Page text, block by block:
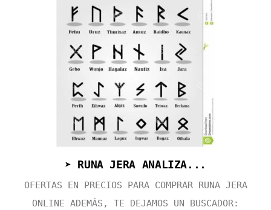
➤ RUNA JERA ANALIZA...
OFERTAS EN PRECIOS PARA COMPRAR RUNA JERA
ONLINE ADEMÁS, TE DEJAMOS UN BUSCADOR: